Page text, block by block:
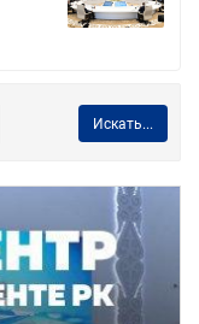
Искать...